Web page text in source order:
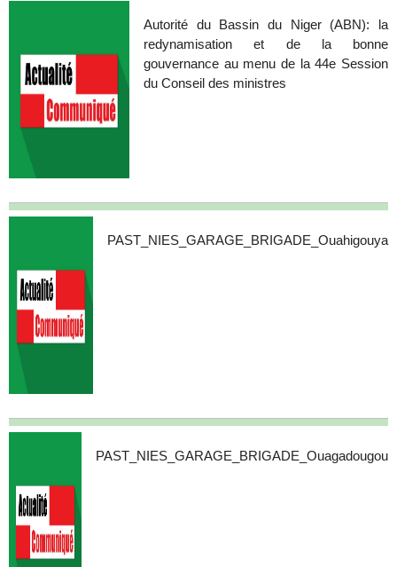
Autorité du Bassin du Niger (ABN): la
redynamisation et de la bonne
gouvernance au menu de la 44e Session
du Conseil des ministres
PAST_NIES_GARAGE_BRIGADE_Ouahigouya
PAST_NIES_GARAGE_BRIGADE_Ouagadougou